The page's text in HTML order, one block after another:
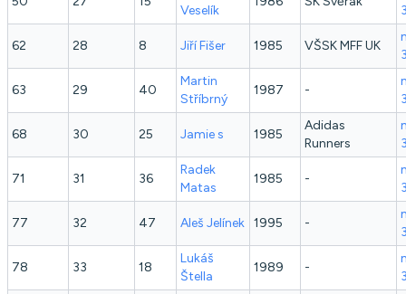
Veselík
62 28 8 JiříFišer 1985 VŠSK MFF UK
63 29 40
Martin
Stříbrný
1987 -
68 30 25 Jamies 1985
Adidas
Runners
71 31 36
Radek
Matas
1985 -
77 32 47 Aleš Jelínek 1995 -
78 33 18
Lukáš
Štella
1989 -